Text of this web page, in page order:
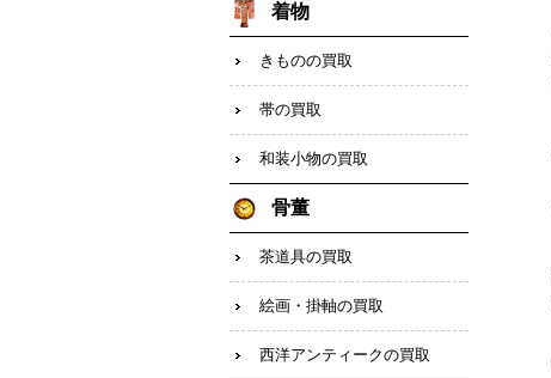
着物
きものの買取
帯の買取
和装小物の買取
骨董
茶道具の買取
絵画・掛軸の買取
西洋アンティークの買取